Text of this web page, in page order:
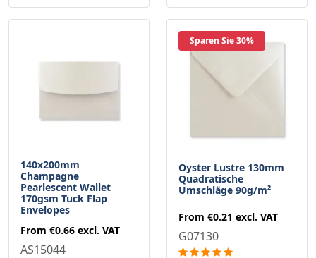
140x200mm
Champagne
Pearlescent Wallet
170gsm Tuck Flap
Envelopes
From €0.66 excl. VAT
AS15044
Sparen Sie 30%
Oyster Lustre 130mm
Quadratische
Umschläge 90g/m²
From €0.21 excl. VAT
G07130